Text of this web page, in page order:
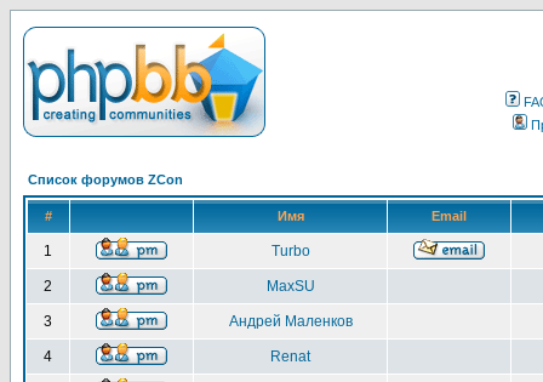
Список форумов ZCon
# Имя Email
1 Turbo
2 MaxSU
3 Андрей Маленков
4 Renat